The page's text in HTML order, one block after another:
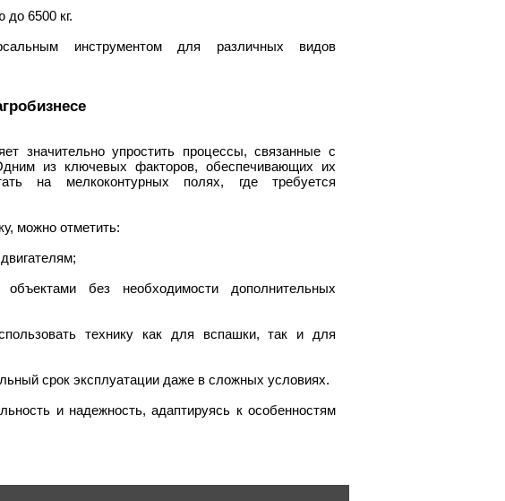
до 6500 кг.
инструментом для различных видов
значительно упростить процессы, связанные с
из ключевых факторов, обеспечивающих их
на мелкоконтурных полях, где требуется
можно отметить:
без необходимости дополнительных
технику как для вспашки, так и для
срок эксплуатации даже в сложных условиях.
и надежность, адаптируясь к особенностям